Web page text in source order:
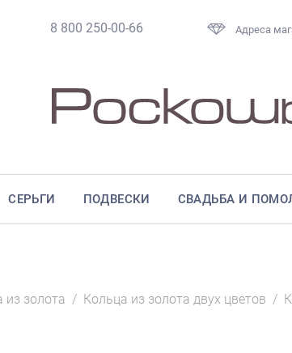
8 800 250-00-66 Адреса
СЕРЬГИ ПОДВЕСКИ СВАДЬБА И
из золота / Кольца из золота двух цветов /